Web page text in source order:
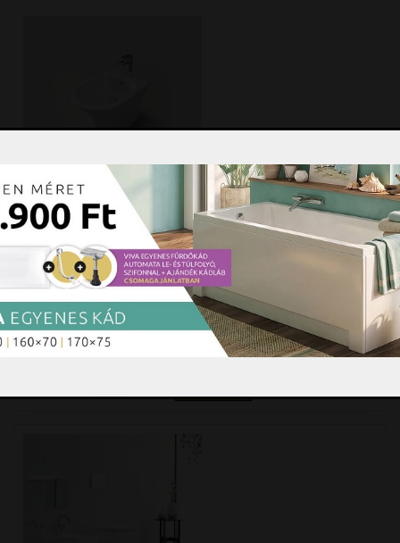
Arezzo Design Vermont, álló bidé
AR-605
Arezzo Design Vermont, álló bidé AR-605 A legújabb
AREZZO design VERMONT kollekciónk gördülékeny
vonalakat vezet be a vizes helyiségünkbe.
Abővebben »